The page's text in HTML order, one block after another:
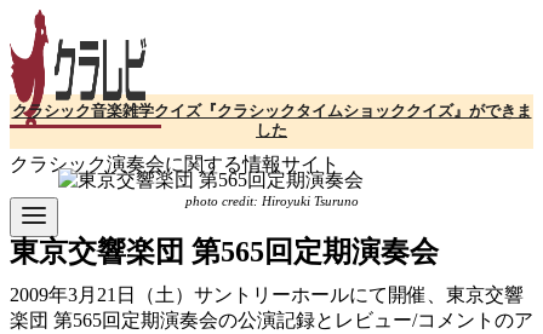
ン
テ
ン
ツ
へ
移
動
クラシック演奏会に関する情報サイト
クラシック音楽雑学クイズ『クラシックタイムショッククイズ』ができま
した
photo credit: Hiroyuki Tsuruno
東京交響楽団 第565回定期演奏会
2009年3月21日（土）サントリーホールにて開催、東京交響
楽団 第565回定期演奏会の公演記録とレビュー/コメントのア